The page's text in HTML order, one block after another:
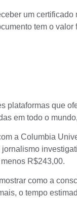
um
tem o valor
plataformas que
em todo o
a Columbia
R$243,00.
como a
o tempo